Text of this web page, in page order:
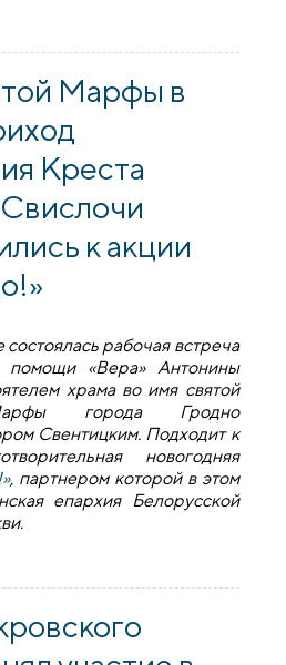
домов, приютов и школ-
Марфы в
Креста
к акции
рабочая встреча
помощи «Вера» Антонины
храма во имя святой
города Гродно
Свентицким. Подходит к
новогодняя
, партнером которой в этом
епархия Белорусской
Воздвижения Креста Господня в
присоединились к акции «Вера